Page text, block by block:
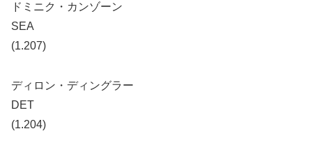
ドミニク・カンゾーン
SEA
(1.207)
ディロン・ディングラー
DET
(1.204)